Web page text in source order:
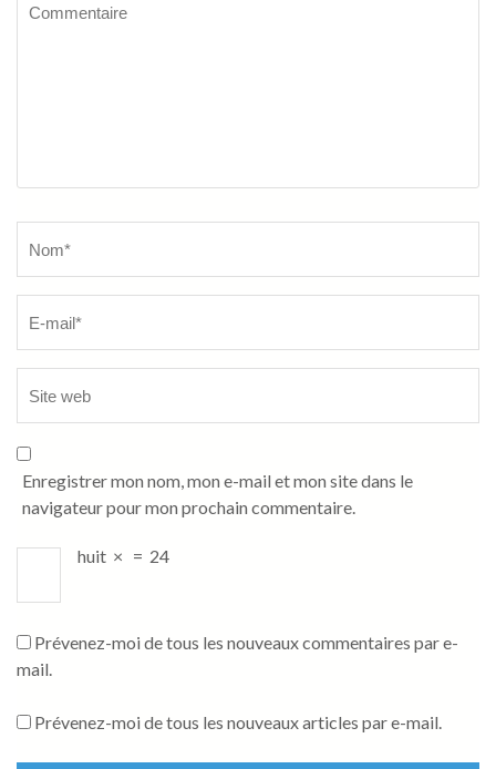
Enregistrer mon nom, mon e-mail et mon site dans le
navigateur pour mon prochain commentaire.
huit × = 24
Prévenez-moi de tous les nouveaux commentaires par e-
mail.
Prévenez-moi de tous les nouveaux articles par e-mail.